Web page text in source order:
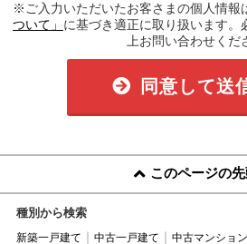
※ご入力いただいたお客さまの個人情報
ついて」 に基づき適正に取り扱います。
上お問い合わせくだ
同意して送
このページの
種別から検索
新築一戸建て 中古一戸建て 中古マンション